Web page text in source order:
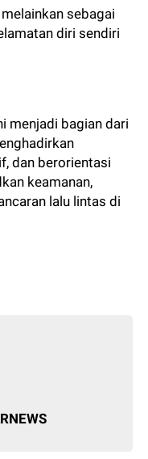
sebagai
diri sendiri
menjadi bagian dari
dan berorientasi
keamanan,
lalu lintas di